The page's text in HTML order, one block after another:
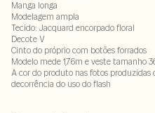
Manga longa
Modelagem ampla
Tecido: Jacquard encorpado floral
Decote V
Cinto do próprio com botões forrados
Modelo mede 1,76m e veste tamanho
A cor do produto nas fotos produzidas
decorrência do uso do flash